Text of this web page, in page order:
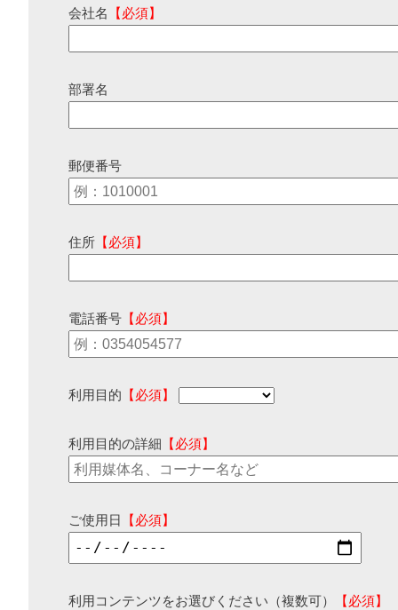
会社名 【必須】
部署名
郵便番号
住所 【必須】
電話番号 【必須】
利用目的 【必須】
利用目的の詳細 【必須】
ご使用日 【必須】
利用コンテンツをお選びください（複数可）
【必須】